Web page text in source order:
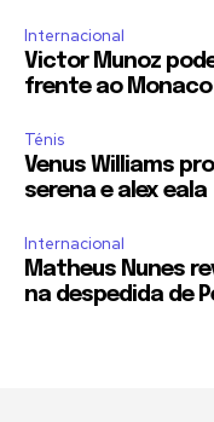
Internacional
Victor Munoz
frente ao Monaco
Ténis
Venus Williams
serena e alex eala
Internacional
Matheus Nunes
na despedida de